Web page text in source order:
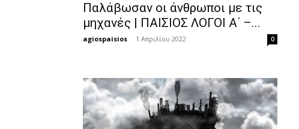
Παλάβωσαν οι άνθρωποι με τις
μηχανές | ΠΑΙΣΙΟΣ ΛΟΓΟΙ Α΄ –...
agiospaisios - 1 Απριλίου 2022 0